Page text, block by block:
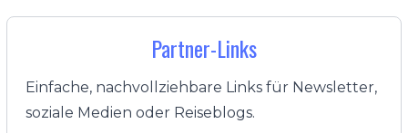
Partner-Links
Einfache, nachvollziehbare Links für Newsletter,
soziale Medien oder Reiseblogs.